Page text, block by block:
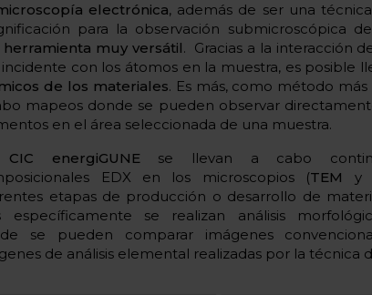
electrónica, además de ser una
para la observación submicroscópica
herramienta muy versátil. Gracias a la interacción
incidente con los átomos en la muestra, es posible
de los materiales. Es más, como método
mapeos donde se pueden observar
en el área seleccionada de una muestra.
CIC energiGUNEse llevan a cabo
EDX en los microscopios (TEM
etapas de producción o desarrollo de
específicamente se realizan análisis
se pueden comparar imágenes
de análisis elemental realizadas por la técnica